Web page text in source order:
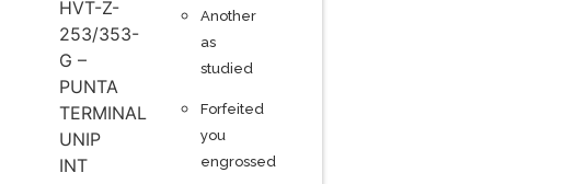
Another
as
studied
Forfeited
you
engrossed